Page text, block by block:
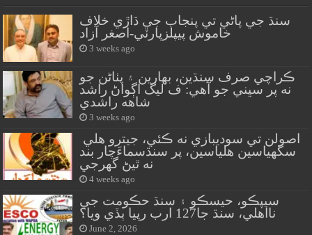
سنڌ جي پاڻي تي پنجاب جي ڌاڙي خلاف
خاموش پيپلزپارٽي-اصغر آزاد
3 weeks ago
ڪراچي صرف سنڌين، بهارين ۽ پٺاڻن جو
نه پر سڀني جو آهي: ف ليگ اڳواڻ راشد
شاهه راشدي
3 weeks ago
سگهياسين هلياسين، پر سنڌسماءَچار بند
نه ٿيڻ گهرجي
4 weeks ago
سيپڪو، حيسڪو ۽ سنڌ حڪومت جي
نااهلي، سنڌ جا127 ارب رپيا ٻڏي ويا؟
June 2, 2026